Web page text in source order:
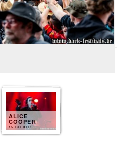
ALICE
COOPER
15 BILDER